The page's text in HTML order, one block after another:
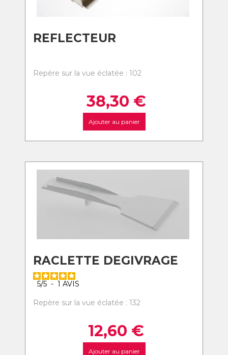
REFLECTEUR
Repère sur la vue éclatée : 102
38,30 €
Ajouter au panier
RACLETTE DEGIVRAGE
5/5 - 1 AVIS
Repère sur la vue éclatée : 132
12,60 €
Ajouter au panier